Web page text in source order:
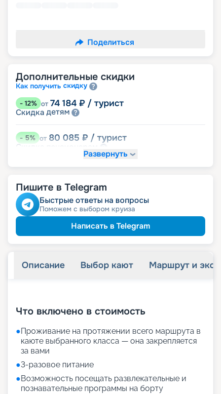
Поделиться
Дополнительные скидки
Как получить скидку
- 12% от 74 184 ₽ / турист
Скидка детям
-5% от 80 085 ₽ / турист
Скидка
именинникамРазвернуть
Пишите в Telegram
Быстрые ответы на вопросы
Поможем с выбором круиза
Написать в Telegram
Описание Выбор кают Маршрут и
Что включено в стоимость
●Проживание на протяжении всего маршрута в
каюте выбранного класса — она закрепляется
за вами
●3-разовое питание
●Возможность посещать развлекательные и
познавательные программы на борту